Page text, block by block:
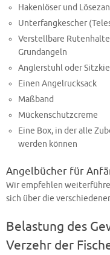
Hakenlöser und
Unterfangkescher
Verstellbare
Grundangeln
Anglerstuhl oder
Einen Angelrucksack
Maßband
Mückenschutzcreme
Eine Box, in der alle
werden können
Angelbücher für
Wir empfehlen
sich über die
Belastung des
Verzehr der